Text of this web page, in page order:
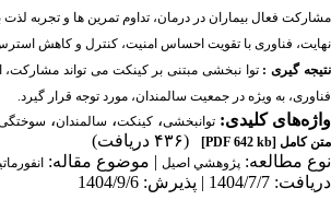
مشارکت فعال بیماران در درمان، تداوم تمرین ها و تجربه
نهایت، فناوری با تقویت احساس امنیت، کنترل و کاهش
نتیجه گیری : توا نبخشی مبتنی بر کینکت می تواند مشارکت،
فناوری، به ویژه در جمعیت سالمندان، مورد توجه قرار گیرد.
واژه‌های کلیدی: توانبخشی، کینکت، سالمندان،
متن کامل [PDF 642 kb]
(۴۳۶ دریافت)
نوع مطالعه: پژوهشي اصیل | موضوع مقاله:
دریافت: 1404/7/7 | پذیرش: 1404/9/6